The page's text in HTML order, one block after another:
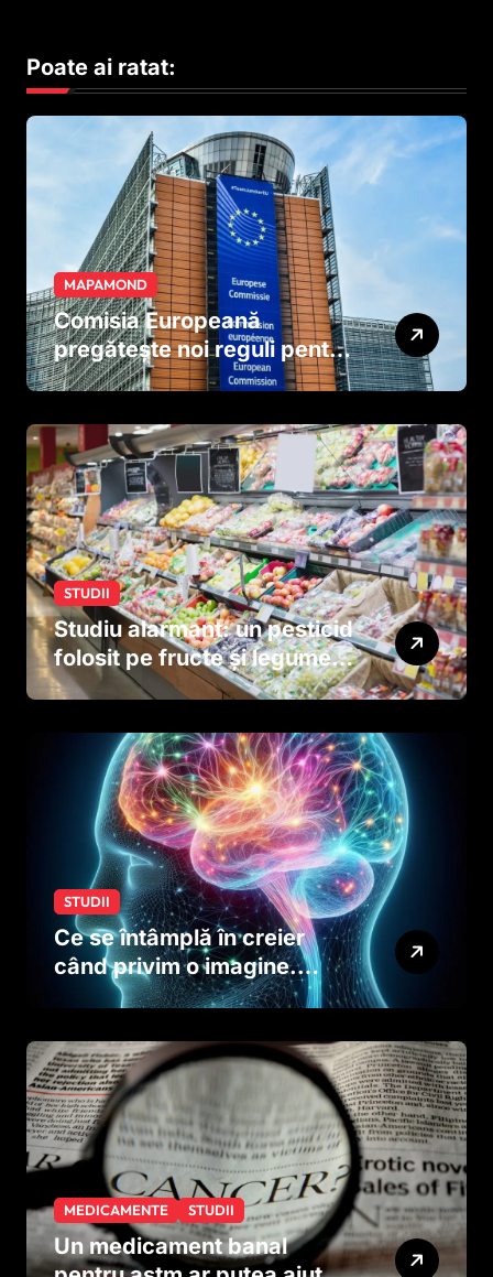
Poate ai ratat:
MAPAMOND
Comisia Europeană
pregătește noi reguli pentru
tutun și țigările electronice
STUDII
Studiu alarmant: un pesticid
folosit pe fructe și legume
ar putea afecta dezvoltarea
dinainte de naștere
STUDII
Ce se întâmplă în creier
când privim o imagine.
Studiul care explică rolul
MEDICAMENTE STUDII
Un medicament banal